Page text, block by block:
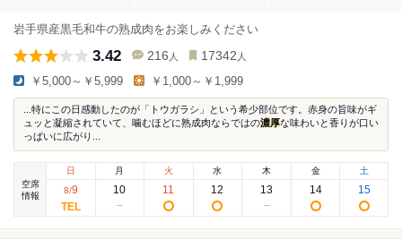
岩手県産黒毛和牛の熟成肉をお楽しみください
3.42 216 人 17342 人
￥5,000～￥5,999 ￥1,000～￥1,999
...​特にこの日感動したのが「トウガラシ」という希少部位です。赤身の旨味がギ
ュッと凝縮されていて、噛むほどに熟成肉ならではの濃厚な味わいと香りが口い
っぱいに広がり...
空席
情報
日
8/9
月
10
火
11
水
12
木
13
金
14
土
15